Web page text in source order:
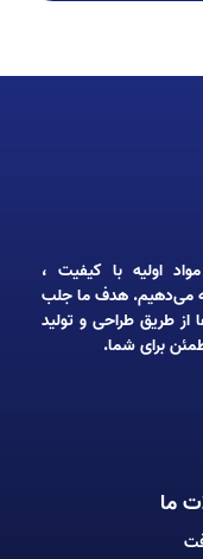
اولیه با کیفیت ،
می‌دهیم. هدف ما جلب
از طریق طراحی و تولید
برای شما.
ما